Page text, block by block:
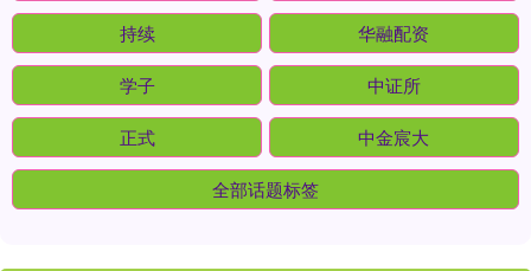
持续 华融配资
学子 中证所
正式 中金宸大
全部话题标签